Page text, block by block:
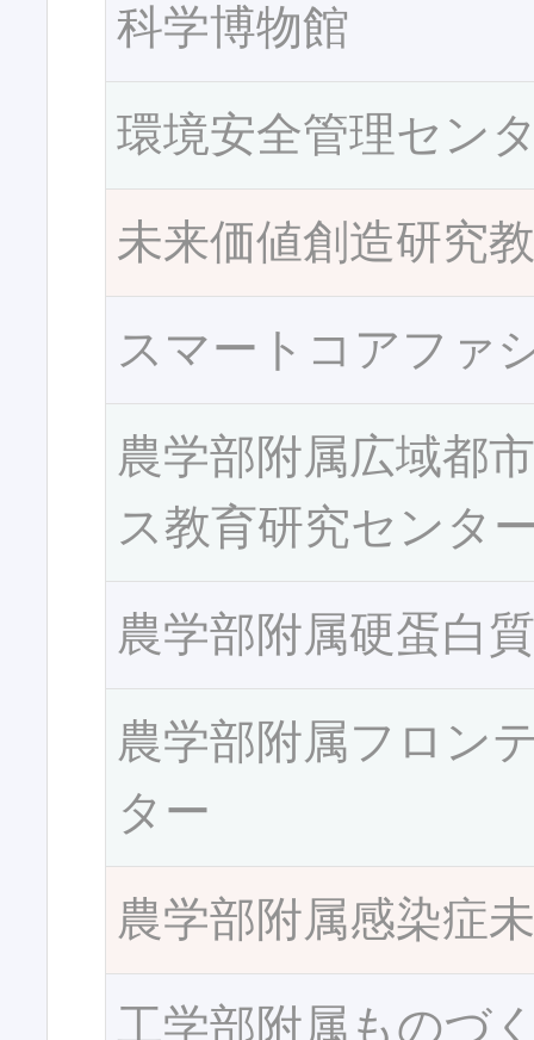
科学博物館
環境安全管理セン
未来価値創造研究
スマートコアファ
農学部附属広域都
ス教育研究センタ
農学部附属硬蛋白
農学部附属フロン
ター
農学部附属感染症
工学部附属ものづ